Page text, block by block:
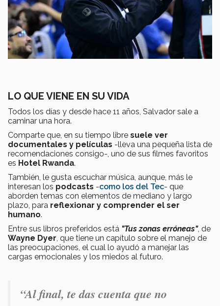
LO QUE VIENE EN SU VIDA
Todos los días y desde hace 11 años, Salvador sale a
caminar una hora.
Comparte que, en su tiempo libre suele ver
documentales y películas -lleva una pequeña lista de
recomendaciones consigo-, uno de sus filmes favoritos
es Hotel Rwanda.
También, le gusta escuchar música, aunque, más le
interesan los podcasts -como los del Tec- que
aborden temas con elementos de mediano y largo
plazo, para reflexionar y comprender el ser
humano.
Entre sus libros preferidos está "Tus zonas erróneas", de
Wayne Dyer , que tiene un capítulo sobre el manejo de
las preocupaciones, el cual lo ayudó a manejar las
cargas emocionales y los miedos al futuro.
“Al final, te das cuenta que no